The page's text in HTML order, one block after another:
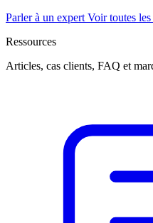
Parler à un expert Voir toutes les
Ressources
Articles, cas clients, FAQ et